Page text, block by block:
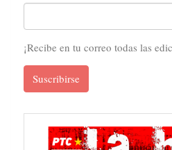
¡Recibe en tu correo todas las
Suscribirse